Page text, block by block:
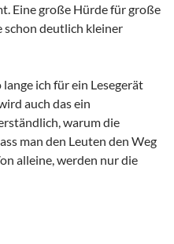
Eine große Hürde für große
schon deutlich kleiner
ich für ein Lesegerät
auch das ein
warum die
man den Leuten den Weg
alleine, werden nur die